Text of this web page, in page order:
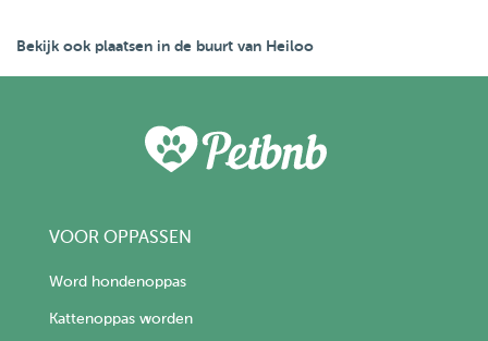
Bekijk ook plaatsen in de buurt van Heiloo
VOOR OPPASSEN
Word hondenoppas
Kattenoppas worden